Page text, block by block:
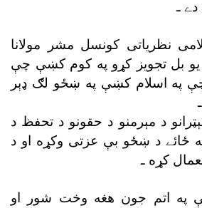
دے ـ
نظرياتى کونسل مشر مولانا
بل تجويز کړو په کوم کښې چې
په اسلام کښې په ښځو لګ ډېر
د مېرمنو د حقونو د تحفظ د
ځائے د ښځو بې عزتى وکړه او د
کړه ـ
په اتم جون هغه وخت شور او